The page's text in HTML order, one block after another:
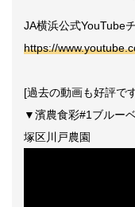
JA横浜公式YouTube
https://
[過去の動画も好評で
▼濱農食彩#1ブルー
塚区川戸農園